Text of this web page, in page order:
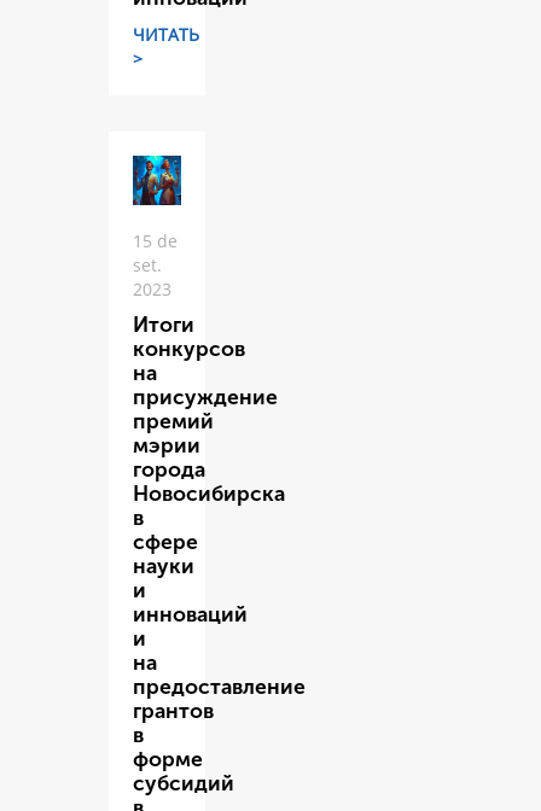
ЧИТАТЬ
>
15 de
set.
2023
Итоги
конкурсов
на
присуждение
премий
мэрии
города
Новосибирска
в
сфере
науки
и
инноваций
и
на
предоставление
грантов
в
форме
субсидий